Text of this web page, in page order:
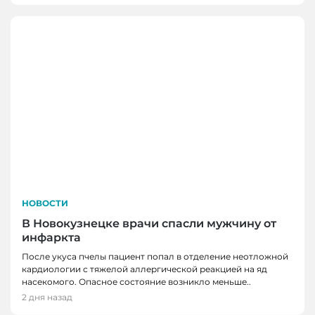
НОВОСТИ
В Новокузнецке врачи спасли мужчину от
инфаркта
После укуса пчелы пациент попал в отделение неотложной
кардиологии с тяжелой аллергической реакцией на яд
насекомого. Опасное состояние возникло меньше..
2 дня назад
НОВОСТИ
Школьные укрытия Кемерова проверяют
НОВОСТИ, НОВОСТИ КЕМЕРОВО